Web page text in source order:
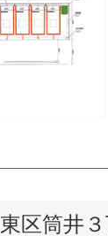
東区筒井